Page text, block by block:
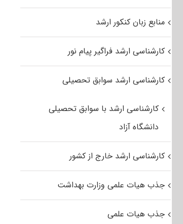
منابع زبان کنکور ارشد
کارشناسی ارشد فراگیر پیام نور
کارشناسی ارشد سوابق تحصیلی
کارشناسی ارشد با سوابق تحصیلی
دانشگاه آزاد
کارشناسی ارشد خارج از کشور
جذب هیات علمی وزارت بهداشت
جذب هیات علمی